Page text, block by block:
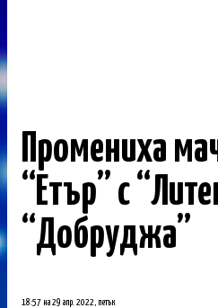
Промениха
“Етър” с
“Добруджа”
18:57 на 29 апр. 2022, петък